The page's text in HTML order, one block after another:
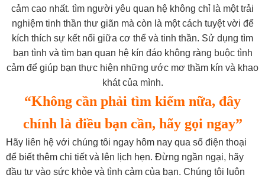
cảm cao nhất. tìm người yêu quan hệ không chỉ là một trải
nghiệm tinh thần thư giãn mà còn là một cách tuyệt vời để
kích thích sự kết nối giữa cơ thể và tinh thần. Sử dụng tìm
bạn tình và tìm bạn quan hệ kín đáo không ràng buộc tình
cảm để giúp bạn thực hiện những ước mơ thầm kín và khao
khát của mình.
“Không cần phải tìm kiếm nữa, đây
chính là điều bạn cần, hãy gọi ngay”
Hãy liên hệ với chúng tôi ngay hôm nay qua số điện thoại
để biết thêm chi tiết và lên lịch hẹn. Đừng ngần ngại, hãy
đầu tư vào sức khỏe và tình cảm của bạn. Chúng tôi luôn